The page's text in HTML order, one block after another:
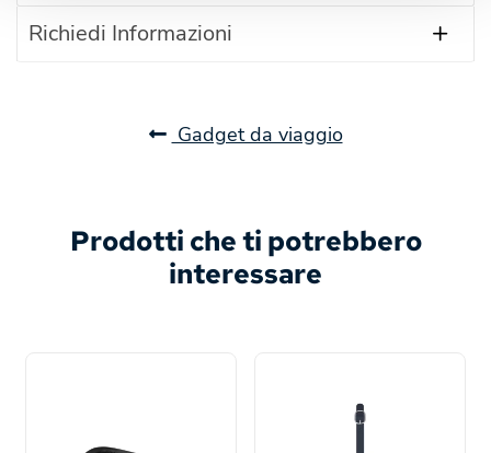
Richiedi Informazioni
Gadget da viaggio
Prodotti che ti potrebbero
interessare